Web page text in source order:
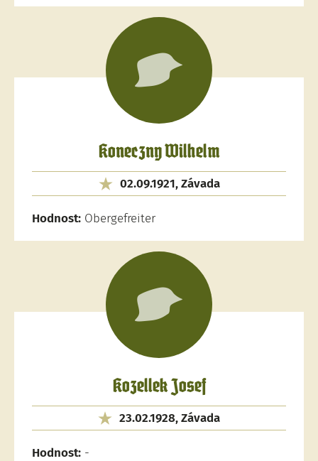
Koneczny Wilhelm
02.09.1921, Závada
Hodnost: Obergefreiter
Kozellek Josef
23.02.1928, Závada
Hodnost: -